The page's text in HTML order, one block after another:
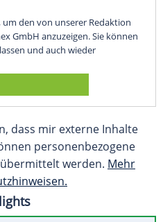
den von unserer Redaktion
GmbH anzuzeigen. Sie können
und auch wieder
dass mir externe Inhalte
personenbezogene
werden. Mehr